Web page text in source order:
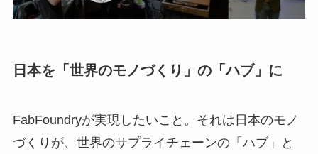
日本を「世界のモノづくり」の「ハブ」に
FabFoundryが実現したいこと。それは日本のモノ
づくりが、世界のサプライチェーンの「ハブ」と